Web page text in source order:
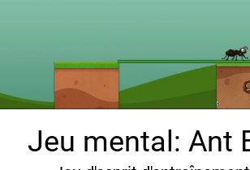
Jeu mental: Ant